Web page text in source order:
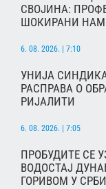
СВОЈИНА:
ШОКИРАНИ
6. 08. 2026. | 7:10
УНИЈА
РАСПРАВА О
РИЈАЛИТИ
6. 08. 2026. | 7:05
ПРОБУДИТЕ СЕ
ВОДОСТАЈ
ГОРИВОМ У